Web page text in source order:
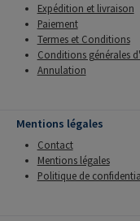
Expédition et livraison
Paiement
Termes et Conditions
Conditions générales
Annulation
Mentions légales
Contact
Mentions légales
Politique de